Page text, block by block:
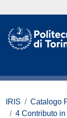
IRIS
Catalogo
4 Contributo